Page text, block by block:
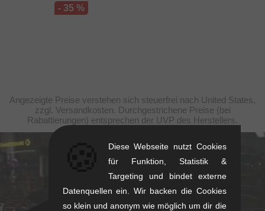
- 35 %
Angezeigte Preise verstehen sich steuerfrei nach United States,
zzgl. Versandkosten. Durchgestrichene Preise (bei
Rabattierungen) entsprechen der UVP des Herstellers.
kunstform Stuttgart
Rotebühlstr. 63, 70178 Stuttgart
Mo-Fr: 11-13 & 14-18
Diese Webseite nutzt Cookies
für Funktion, Statistik &
Targeting und bindet externe
Datenquellen ein. Wir backen die Cookies
so klein und anonym wie möglich um dir die